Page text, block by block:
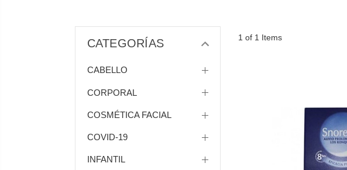
CATEGORÍAS
CABELLO
CORPORAL
COSMÉTICA FACIAL
COVID-19
INFANTIL
1 of 1 Items